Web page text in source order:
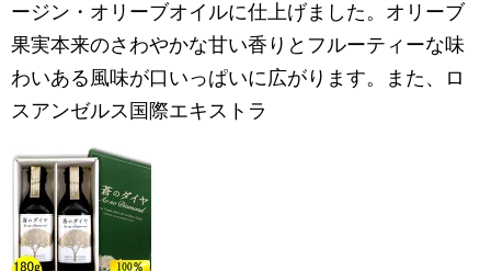
ージン・オリーブオイルに仕上げました。オリーブ
果実本来のさわやかな甘い香りとフルーティーな味
わいある風味が口いっぱいに広がります。また、ロ
スアンゼルス国際エキストラ